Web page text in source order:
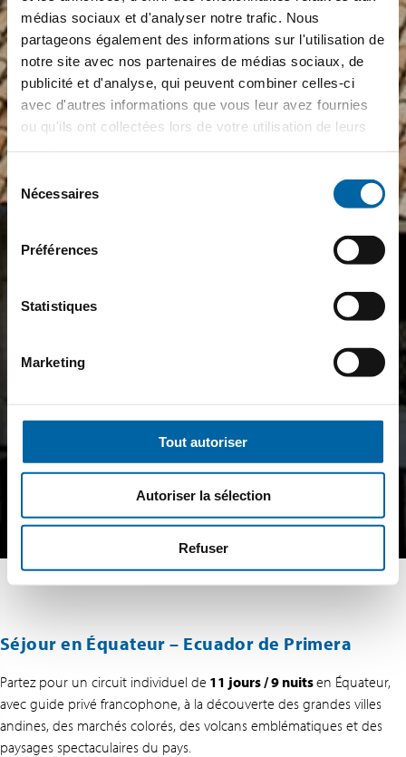
médias sociaux et d'analyser notre trafic. Nous
partageons également des informations sur l'utilisation de
notre site avec nos partenaires de médias sociaux, de
publicité et d'analyse, qui peuvent combiner celles-ci
avec d'autres informations que vous leur avez fournies
ou qu'ils ont collectées lors de votre utilisation de leurs
Sélection
du Nécessaires
Préférences
Statistiques
Marketing
Tout autoriser
Autoriser la sélection
Refuser
Séjour en Équateur – Ecuador de Primera
Partez pour un circuit individuel de 11 jours / 9 nuitsen Équateur,
avec guide privé francophone, à la découverte des grandes villes
andines, des marchés colorés, des volcans emblématiques et des
paysages spectaculaires du pays.